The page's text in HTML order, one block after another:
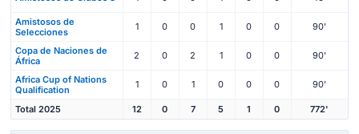
Amistosos de
Selecciones
1 0 0 1 0 0 90'
Copa de Naciones de
África
2 0 2 1 0 0 90'
Africa Cup of Nations
Qualification
1 0 1 0 0 0 90'
Total 2025 12 0 7 5 1 0 772'